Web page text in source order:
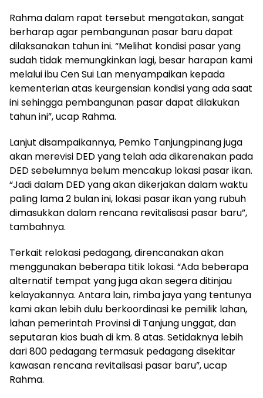
Rahma dalam rapat tersebut mengatakan, sangat
berharap agar pembangunan pasar baru dapat
dilaksanakan tahun ini. “Melihat kondisi pasar yang
sudah tidak memungkinkan lagi, besar harapan kami
melalui ibu Cen Sui Lan menyampaikan kepada
kementerian atas keurgensian kondisi yang ada saat
ini sehingga pembangunan pasar dapat dilakukan
tahun ini”, ucap Rahma.
Lanjut disampaikannya, Pemko Tanjungpinang juga
akan merevisi DED yang telah ada dikarenakan pada
DED sebelumnya belum mencakup lokasi pasar ikan.
“Jadi dalam DED yang akan dikerjakan dalam waktu
paling lama 2 bulan ini, lokasi pasar ikan yang rubuh
dimasukkan dalam rencana revitalisasi pasar baru”,
tambahnya.
Terkait relokasi pedagang, direncanakan akan
menggunakan beberapa titik lokasi. “Ada beberapa
alternatif tempat yang juga akan segera ditinjau
kelayakannya. Antara lain, rimba jaya yang tentunya
kami akan lebih dulu berkoordinasi ke pemilik lahan,
lahan pemerintah Provinsi di Tanjung unggat, dan
seputaran kios buah di km. 8 atas. Setidaknya lebih
dari 800 pedagang termasuk pedagang disekitar
kawasan rencana revitalisasi pasar baru”, ucap
Rahma.